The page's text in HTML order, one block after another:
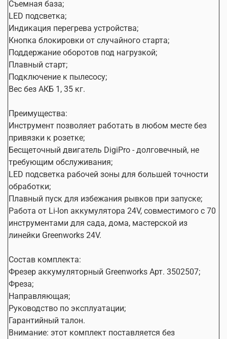
Съемная база;
LED подсветка;
Индикация перегрева устройства;
Кнопка блокировки от случайного старта;
Поддержание оборотов под нагрузкой;
Плавный старт;
Подключение к пылесосу;
Вес без АКБ 1, 35 кг.
Преимущества:
Инструмент позволяет работать в любом месте без
привязки к розетке;
Бесщеточный двигатель DigiPro - долговечный, не
требующим обслуживания;
LED подсветка рабочей зоны для большей точности
обработки;
Плавный пуск для избежания рывков при запуске;
Работа от Li-Ion аккумулятора 24V, совместимого с 70
инструментами для сада, дома, мастерской из
линейки Greenworks 24V.
Состав комплекта:
Фрезер аккумуляторный Greenworks Арт. 3502507;
Фреза;
Направляющая;
Руководство по эксплуатации;
Гарантийный талон.
Внимание: этот комплект поставляется без